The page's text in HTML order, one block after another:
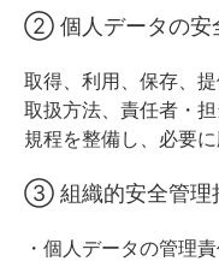
② 個人データの安
取得、利用、保存、
取扱方法、責任者・
規程を整備し、必要
③ 組織的安全管理
・個人データの管理